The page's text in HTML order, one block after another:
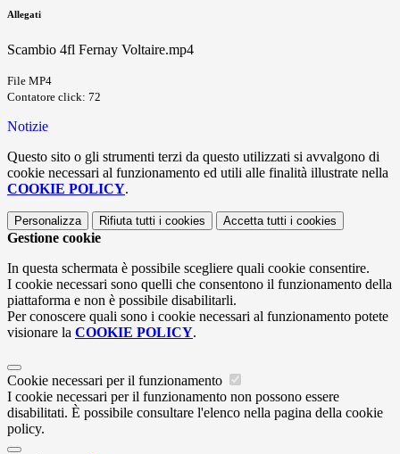
Allegati
Scambio 4fl Fernay Voltaire.mp4
File MP4
Contatore click: 72
Notizie
Questo sito o gli strumenti terzi da questo utilizzati si avvalgono di
cookie necessari al funzionamento ed utili alle finalità illustrate nella
COOKIE POLICY.
Personalizza Rifiuta tutti i cookies Accetta tutti i cookies
Gestione cookie
In questa schermata è possibile scegliere quali cookie consentire.
I cookie necessari sono quelli che consentono il funzionamento della
piattaforma e non è possibile disabilitarli.
Per conoscere quali sono i cookie necessari al funzionamento potete
visionare la COOKIE POLICY.
Cookie necessari per il funzionamento
I cookie necessari per il funzionamento non possono essere
disabilitati. È possibile consultare l'elenco nella pagina della cookie
policy.